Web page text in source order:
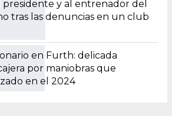
y al entrenador del
tras las denuncias en un club
en Furth: delicada
por maniobras que
en el 2024